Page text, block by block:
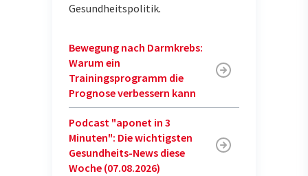
Gesundheitspolitik.
Bewegung nach Darmkrebs:
Warum ein
Trainingsprogramm die
Prognose verbessern kann
Podcast "aponet in 3
Minuten": Die wichtigsten
Gesundheits-News diese
Woche (07.08.2026)